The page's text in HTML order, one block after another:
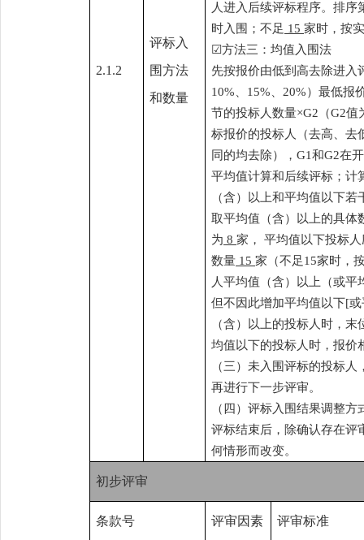
2.1.2
评标入
围方法
和数量
人进入后续评标程序。排序
时入围；不足 15 家时，按
☑方法三：均值入围法
先按报价由低到高去除进入
10%、15%、20%）最低报
节的投标人数量×G2（G2值
标报价的投标人（去高、去
同的均去除），G1和G2在
平均值计算和后续评标；计
（含）以上和平均值以下
取平均值（含）以上的具体
为 8 家，
平均值以下投标
数量 15 家（不足15家时，
人平均值（含）以上（或
但不因此增加平均值以下[或
（含）以上的投标人时，
均值以下的投标人时，报价
（三）未入围评标的投标
再进行下一步评审。
（四）评标入围结果调整方
评标结束后，除确认存在评
何情形而改变。
初步评审
条款号 评审因素 评审标准